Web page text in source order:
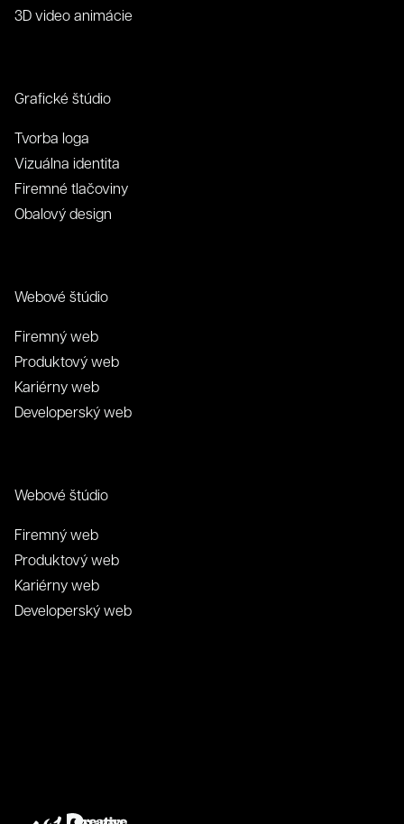
3D video animácie
Grafické štúdio
Tvorba loga
Vizuálna identita
Firemné tlačoviny
Obalový design
Webové štúdio
Firemný web
Produktový web
Kariérny web
Developerský web
Webové štúdio
Firemný web
Produktový web
Kariérny web
Developerský web